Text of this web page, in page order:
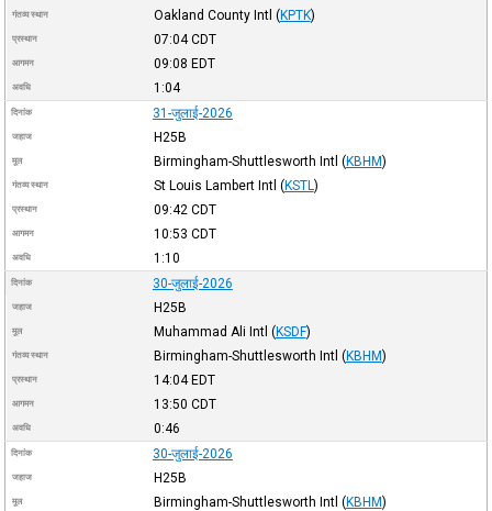
गंतव्य स्थान Oakland County Intl (KPTK)
प्रस्थान 07:04CDT
आगमन 09:08 EDT
अवधि 1:04
दिनांक 31-जुलाई-2026
जहाज H25B
मूल Birmingham-Shuttlesworth Intl (KBHM)
गंतव्य स्थान St Louis Lambert Intl (KSTL )
प्रस्थान 09:42 CDT
आगमन 10:53 CDT
अवधि 1:10
दिनांक 30-जुलाई-2026
जहाज H25B
मूल Muhammad Ali Intl (KSDF)
गंतव्य स्थान Birmingham-Shuttlesworth Intl (KBHM)
प्रस्थान 14:04EDT
आगमन 13:50 CDT
अवधि 0:46
दिनांक 30-जुलाई-2026
जहाज H25B
मूल Birmingham-Shuttlesworth Intl (KBHM)